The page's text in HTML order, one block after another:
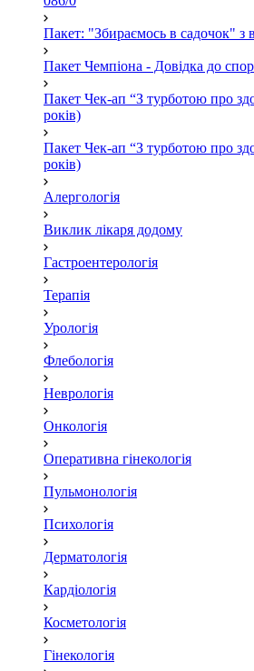
Пакет: "Збираємось в садочок" з
Пакет Чемпіона - Довідка до
Пакет Чек-ап “З турботою про
років)
Пакет Чек-ап “З турботою про
років)
Алергологія
Виклик лікаря додому
Гастроентерологія
Терапія
Урологія
Флебологія
Неврологія
Онкологія
Оперативна гінекологія
Пульмонологія
Психологія
Дерматологія
Кардіологія
Косметологія
Гінекологія